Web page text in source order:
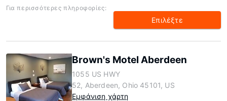
Για περισσότερες πληροφορίες:
Επιλέξτε
Brown's Motel Aberdeen
1055 US HWY
52, Aberdeen, Ohio 45101, US
Εμφάνιση χάρτη